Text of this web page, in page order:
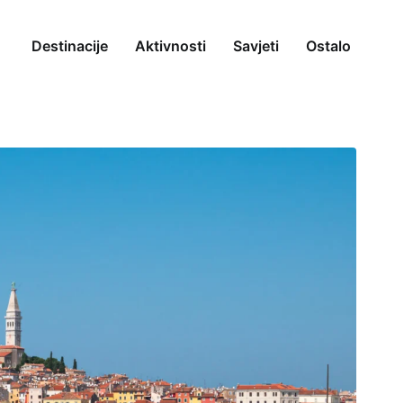
Destinacije Aktivnosti Savjeti Ostalo